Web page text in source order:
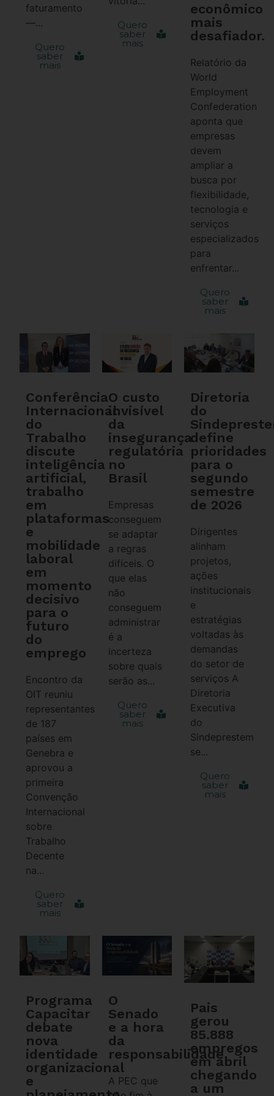
faturamento
—...
Quero
saber
mais
Quero
saber
mais
econômico
mais
desafiador.
Relatório da
World
Employment
Confederation
aponta que
empresas
devem
ampliar a
busca por
flexibilidade,
tecnologia e
serviços
especializados
para
enfrentar...
Quero
saber
mais
Conferência
Internacional
do
Trabalho
discute
inteligência
artificial,
trabalho
em
plataformas
e
mobilidade
laboral
em
momento
decisivo
para o
futuro
do
emprego
Encontro da
OIT reuniu
representantes
de 187
países em
Genebra e
aprovou a
primeira
Convenção
Internacional
sobre
Trabalho
Decente
na...
Quero
saber
mais
O custo
invisível
da
insegurança
regulatória
no
Brasil
Empresas
conseguem
se adaptar
a regras
difíceis. O
que elas
não
conseguem
administrar
é a
incerteza
sobre quais
serão as...
Quero
saber
mais
Diretoria
do
define
prioridades
para o
segundo
semestre
de 2026
Dirigentes
alinham
projetos,
ações
institucionais
e
estratégias
voltadas às
demandas
do setor de
serviços A
Diretoria
Executiva
do
Sindeprestem
se...
Quero
saber
mais
Programa
Capacitar
debate
nova
identidade
organizacional
e
O
Senado
e a hora
da
responsabilidade
A PEC que
Pais
gerou
85.888
empregos
em abril
chegando
a um